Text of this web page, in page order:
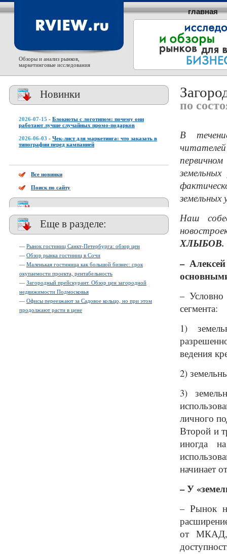
Обзоры и анализ рынков,
маркетинговые исследования
главная
Новинки
2026-07-15 - Блокноты с логотипом: почему они
работают лучше случайных промо-подарков
2026-06-03 - Чек-лист для маркетинга: что заказать в
типографии перед кампанией
Все новинки
Поиск по сайту
Еще в разделе:
— Рынок гостиниц Санкт-Петербурга: обзор цен
— Обзор рынка гостиниц в Сочи
— Маленькая гостиница как большой бизнес: срок
окупаемости проекта, рентабельность
— Загородный прейскурант. Обзор цен загородной
недвижимости Подмосковья
— Офисы переезжают за Садовое кольцо, но при этом
продолжают расти в цене
по
В
земельных
Наш
ХЛЫБОВ.
–
–
сегмента:
1)
ведения
2)
3)
личного
Второй и
иногда
начинает
– У
– Рынок
от МКАД,